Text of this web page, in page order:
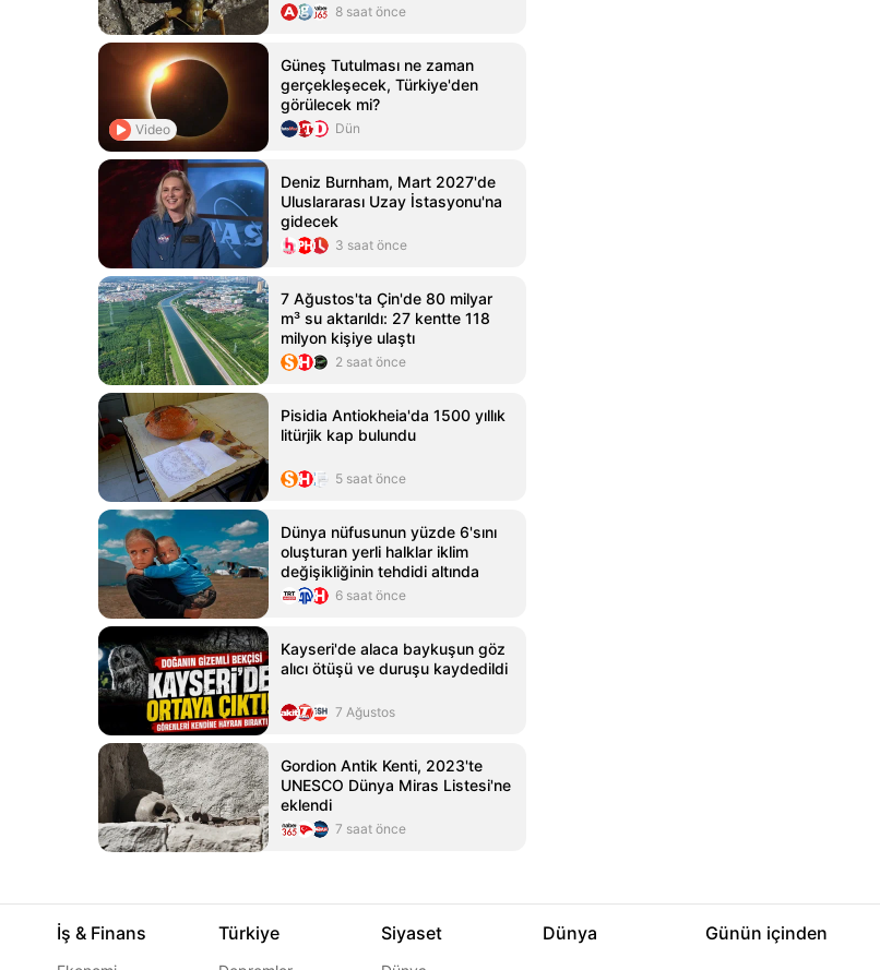
8 saat önce
Video
Güneş Tutulması ne zaman
gerçekleşecek, Türkiye'den
görülecek mi?
Dün
Deniz Burnham, Mart 2027'de
Uluslararası Uzay İstasyonu'na
gidecek
3 saat önce
7 Ağustos'ta Çin'de 80 milyar
m³ su aktarıldı: 27 kentte 118
milyon kişiye ulaştı
2 saat önce
Pisidia Antiokheia'da 1500 yıllık
litürjik kap bulundu
5 saat önce
Dünya nüfusunun yüzde 6'sını
oluşturan yerli halklar iklim
değişikliğinin tehdidi altında
6 saat önce
Kayseri'de alaca baykuşun göz
alıcı ötüşü ve duruşu kaydedildi
7 Ağustos
Gordion Antik Kenti, 2023'te
UNESCO Dünya Miras Listesi'ne
eklendi
7 saat önce
İş & Finans Türkiye Siyaset Dünya Günün içinden